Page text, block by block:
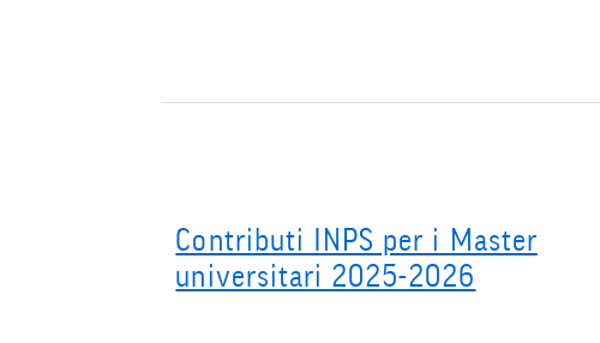
Contributi INPS per i Master
universitari 2025-2026